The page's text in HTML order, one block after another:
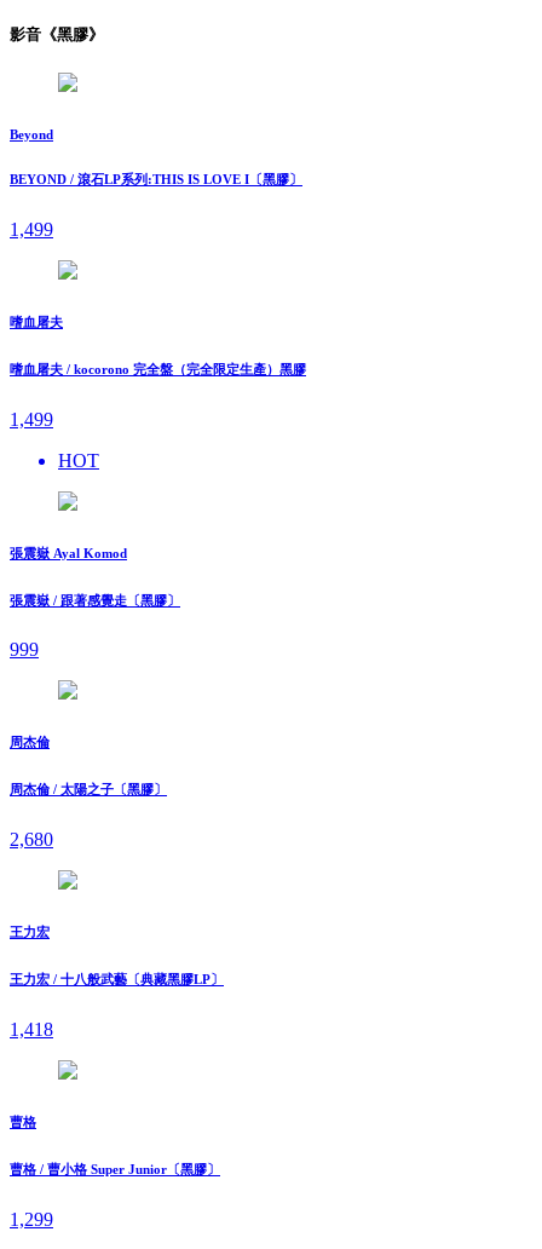
影音《黑膠》
Beyond
BEYOND / 滾石LP系列:THIS IS LOVE I〔黑膠〕
1,499
嗜血屠夫
嗜血屠夫 / kocorono 完全盤（完全限定生產）黑膠
1,499
HOT
張震嶽 Ayal Komod
張震嶽 / 跟著感覺走〔黑膠〕
999
周杰倫
周杰倫 / 太陽之子〔黑膠〕
2,680
王力宏
王力宏 / 十八般武藝〔典藏黑膠LP〕
1,418
曹格
曹格 / 曹小格 Super Junior〔黑膠〕
1,299